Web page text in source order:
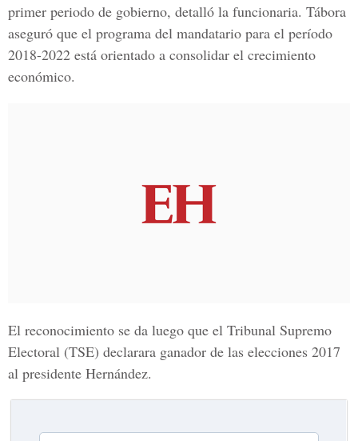
primer periodo de gobierno, detalló la funcionaria. Tábora
aseguró que el programa del mandatario para el período
2018-2022 está orientado a consolidar el crecimiento
económico.
El reconocimiento se da luego que el Tribunal Supremo
Electoral (TSE) declarara ganador de las elecciones 2017
al presidente Hernández.